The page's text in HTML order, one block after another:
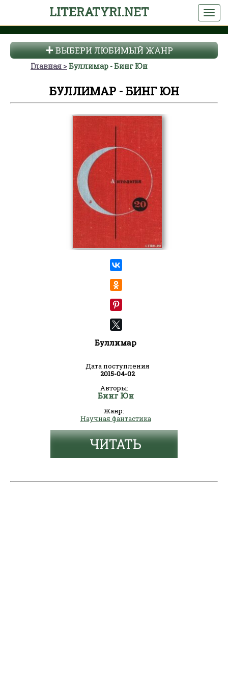
LITERATYRI.NET
ВЫБЕРИ ЛЮБИМЫЙ ЖАНР
Главная Буллимар - Бинг Юн
БУЛЛИМАР - БИНГ ЮН
Буллимар
Дата поступления
2015-04-02
Авторы:
Бинг Юн
Жанр:
Научная фантастика
ЧИТАТЬ